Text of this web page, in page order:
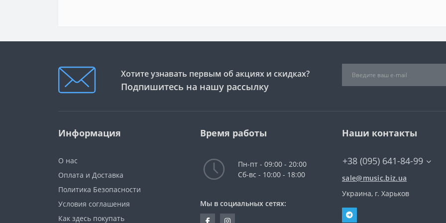
Хотите узнавать первым об акциях и скидках?
Подпишитесь на нашу рассылку
Информация
О нас
Оплата и Доставка
Политика Безопасности
Условия соглашения
Как здесь покупать
Время работы
Пн-пт - 09:00 - 20:00
Сб-вс - 10:00 - 18:00
Мы в социальных сетях:
Наши контакты
+38 (095) 641-84-99
sale@music.biz.ua
Украина, г. Харьков